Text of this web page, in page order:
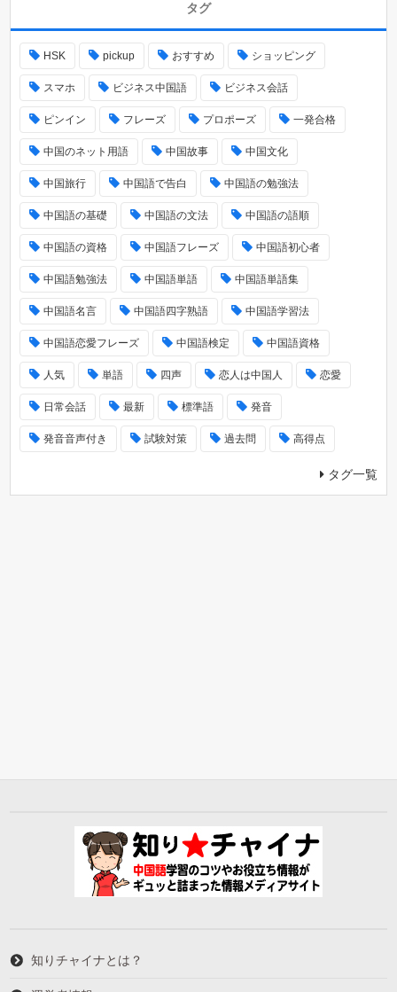
タグ
HSK pickup おすすめ ショッピング
スマホ ビジネス中国語 ビジネス会話
ピンイン フレーズ プロポーズ 一発合格
中国のネット用語 中国故事 中国文化
中国旅行 中国語で告白 中国語の勉強法
中国語の基礎 中国語の文法 中国語の語順
中国語の資格 中国語フレーズ 中国語初心者
中国語勉強法 中国語単語 中国語単語集
中国語名言 中国語四字熟語 中国語学習法
中国語恋愛フレーズ 中国語検定 中国語資格
人気 単語 四声 恋人は中国人 恋愛
日常会話 最新 標準語 発音
発音音声付き 試験対策 過去問 高得点
タグ一覧
知りチャイナとは？